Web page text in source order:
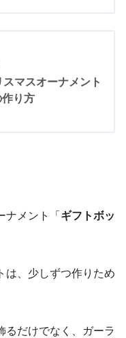
マスオーナメント
作り方
ナメント「 ギフトボッ
は、少しずつ作りため
るだけでなく、ガーラ